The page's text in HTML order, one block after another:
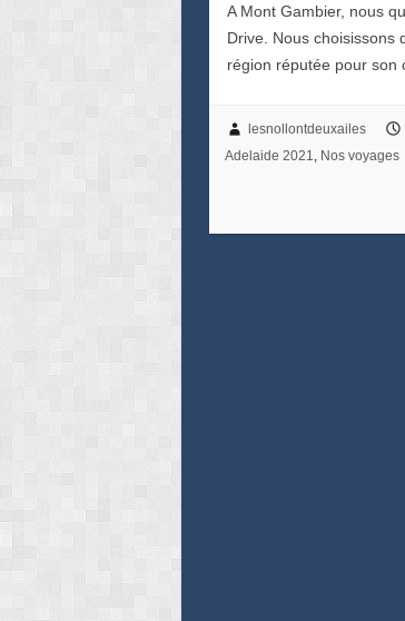
A Mont Gambier, nous
Drive. Nous choisissons
région réputée pour son
lesnollontdeuxailes
Adelaide 2021, Nos voyages